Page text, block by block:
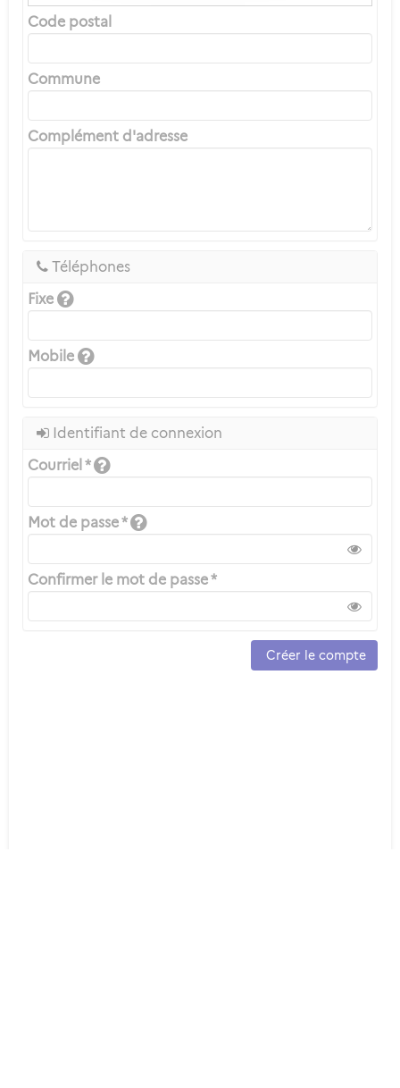
Code postal
Commune
Complément d'adresse
Téléphones
Fixe
Mobile
Identifiant de connexion
Courriel *
Mot de passe *
Confirmer le mot de passe *
Créer le compte